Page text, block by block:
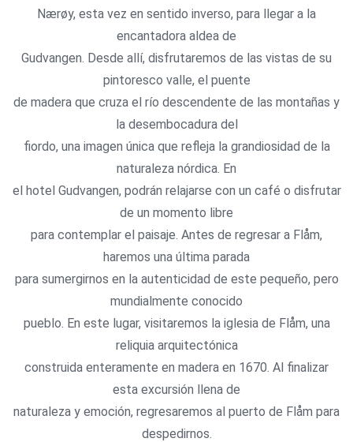
Nærøy, esta vez en sentido inverso, para llegar a la
encantadora aldea de
Gudvangen. Desde allí, disfrutaremos de las vistas de su
pintoresco valle, el puente
de madera que cruza el río descendente de las montañas y
la desembocadura del
fiordo, una imagen única que refleja la grandiosidad de la
naturaleza nórdica. En
el hotel Gudvangen, podrán relajarse con un café o disfrutar
de un momento libre
para contemplar el paisaje. Antes de regresar a Flåm,
haremos una última parada
para sumergirnos en la autenticidad de este pequeño, pero
mundialmente conocido
pueblo. En este lugar, visitaremos la iglesia de Flåm, una
reliquia arquitectónica
construida enteramente en madera en 1670. Al finalizar
esta excursión llena de
naturaleza y emoción, regresaremos al puerto de Flåm para
despedirnos.